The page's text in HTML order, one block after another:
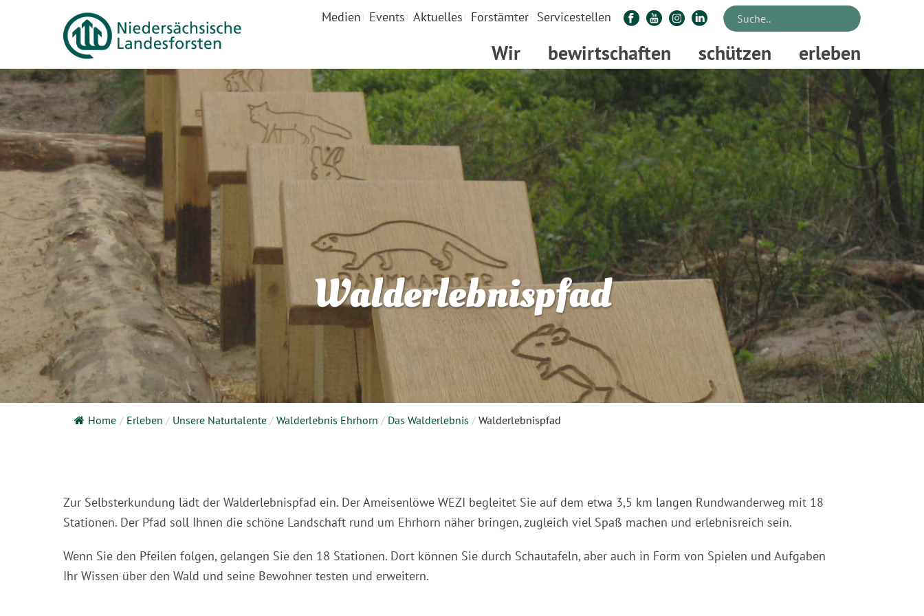
Medien Events Aktuelles Forstämter Servicestellen
Wir bewirtschaften schützen erleben
Walderlebnispfad
Home / Erleben / Unsere Naturtalente / Walderlebnis Ehrhorn / Das Walderlebnis / Walderlebnispfad
Zur Selbsterkundung lädt der Walderlebnispfad ein. Der Ameisenlöwe WEZI begleitet Sie auf dem etwa 3,5 km langen Rundwanderweg mit 18
Stationen. Der Pfad soll Ihnen die schöne Landschaft rund um Ehrhorn näher bringen, zugleich viel Spaß machen und erlebnisreich sein.
Wenn Sie den Pfeilen folgen, gelangen Sie den 18 Stationen. Dort können Sie durch Schautafeln, aber auch in Form von Spielen und Aufgaben
Ihr Wissen über den Wald und seine Bewohner testen und erweitern.